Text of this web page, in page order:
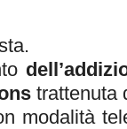
trattenuta
modalità